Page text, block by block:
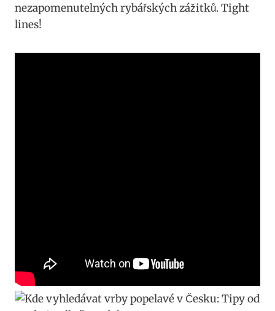
nezapomenutelných rybářských zážitků. Tight
lines!